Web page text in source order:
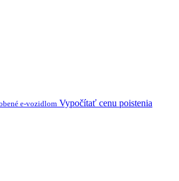
e-vozidlom Vypočítať cenu poistenia